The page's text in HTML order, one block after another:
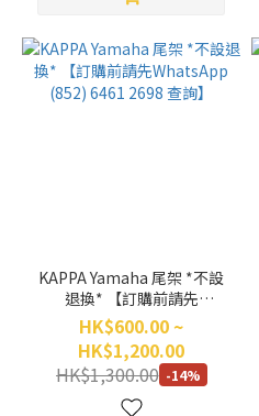
KAPPA Yamaha 尾架 *不設
退換* 【訂購前請先
WhatsApp (852) 6461 2698
查詢】
HK$600.00 ~
HK$1,200.00
HK$1,300.00 -14%